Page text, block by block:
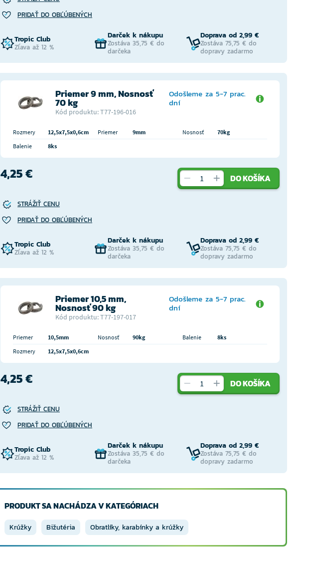
PRIDAŤ DO OBĽÚBENÝCH
Tropic Club
Zľava až 12 %
Darček k nákupu
Zostáva 35,75 € do
darčeka
Doprava od 2,99 €
Zostáva 75,75 € do
dopravy zadarmo
Priemer 9 mm, Nosnosť
70 kg
Kód produktu: T77-196-016
Odošleme za 5-7 prac.
dní
Rozmery 12,5x7,5x0,6cm Priemer 9mm Nosnosť
70kg
Balenie
8ks
4,25 € DO KOŠÍKA
STRÁŽIŤ CENU
PRIDAŤ DO OBĽÚBENÝCH
Tropic Club
Zľava až 12 %
Darček k nákupu
Zostáva 35,75 € do
darčeka
Doprava od 2,99 €
Zostáva 75,75 € do
dopravy zadarmo
Priemer 10,5 mm,
Nosnosť 90 kg
Kód produktu: T77-197-017
Odošleme za 5-7 prac.
dní
Priemer 10,5mm Nosnosť 90kg Balenie
8ks
Rozmery
12,5x7,5x0,6cm
4,25 € DO KOŠÍKA
STRÁŽIŤ CENU
PRIDAŤ DO OBĽÚBENÝCH
Tropic Club
Zľava až 12 %
Darček k nákupu
Zostáva 35,75 € do
darčeka
Doprava od 2,99 €
Zostáva 75,75 € do
dopravy zadarmo
PRODUKT SA NACHÁDZA V KATEGÓRIACH
Krúžky Bižutéria Obratlíky, karabínky a krúžky